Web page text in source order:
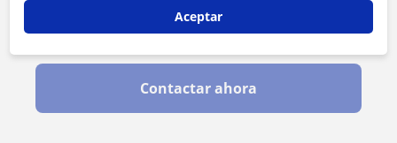
Al hacer clic, aceptas nuestroaviso legaly deprivacidad
Contactar ahora
Aceptar